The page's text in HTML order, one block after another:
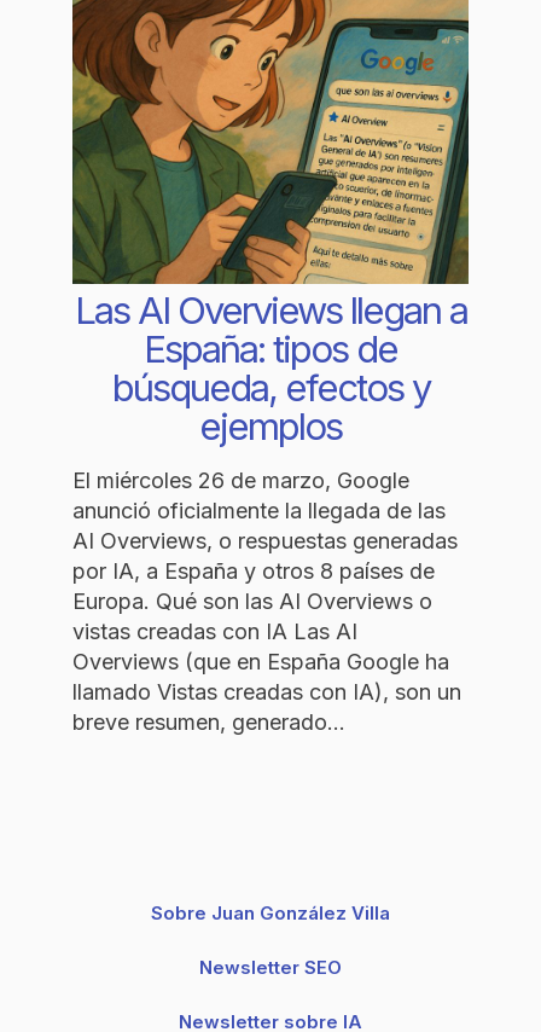
Las AI Overviews llegan a
España: tipos de
búsqueda, efectos y
ejemplos
El miércoles 26 de marzo, Google
anunció oficialmente la llegada de las
AI Overviews, o respuestas generadas
por IA, a España y otros 8 países de
Europa. Qué son las AI Overviews o
vistas creadas con IA Las AI
Overviews (que en España Google ha
llamado Vistas creadas con IA), son un
breve resumen, generado…
Sobre Juan González Villa
Newsletter SEO
Newsletter sobre IA